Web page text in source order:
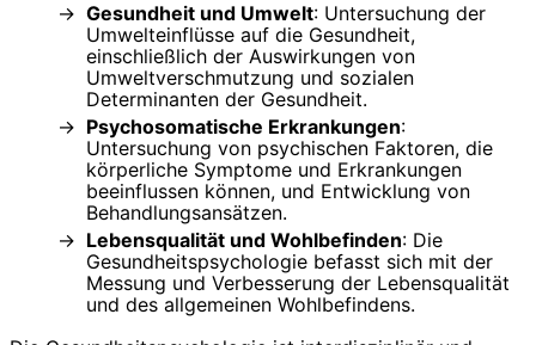
Gesundheit und Umwelt: Untersuchung der
Umwelteinflüsse auf die Gesundheit,
einschließlich der Auswirkungen von
Umweltverschmutzung und sozialen
Determinanten der Gesundheit.
Psychosomatische Erkrankungen:
Untersuchung von psychischen Faktoren, die
körperliche Symptome und Erkrankungen
beeinflussen können, und Entwicklung von
Behandlungsansätzen.
Lebensqualität und Wohlbefinden: Die
Gesundheitspsychologie befasst sich mit der
Messung und Verbesserung der Lebensqualität
und des allgemeinen Wohlbefindens.